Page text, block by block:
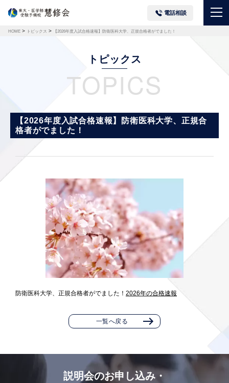
電話相談
HOME > トピックス > 【2026年度入試合格速報】防衛医科大学、正規合格者がでました！
トピックス
TOPICS
【2026年度入試合格速報】防衛医科大学、正規合
格者がでました！
防衛医科大学、正規合格者がでました！ 2026年の合格速報
一覧へ戻る
説明会のお申し込み・